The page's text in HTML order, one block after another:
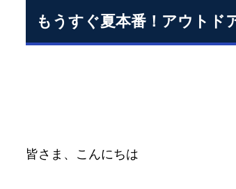
もうすぐ夏本番！アウトド
皆さま、こんにちは